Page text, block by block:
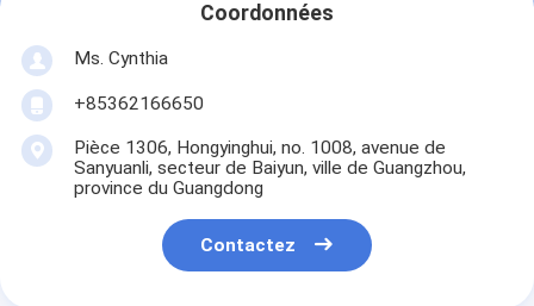
Coordonnées
Ms. Cynthia
‪+85362166650‬
Pièce 1306, Hongyinghui, no. 1008, avenue de
Sanyuanli, secteur de Baiyun, ville de Guangzhou,
province du Guangdong
Contactez